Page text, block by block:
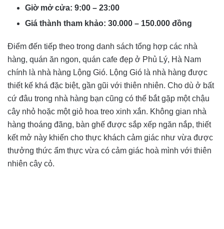
Giờ mở cửa: 9:00 – 23:00
Giá thành tham khảo: 30.000 – 150.000 đồng
Điểm đến tiếp theo trong danh sách tổng hợp các nhà
hàng, quán ăn ngon, quán cafe đẹp ở Phủ Lý, Hà Nam
chính là nhà hàng Lộng Gió. Lộng Gió là nhà hàng được
thiết kế khá đặc biệt, gần gũi với thiên nhiên. Cho dù ở bất
cứ đâu trong nhà hàng bạn cũng có thể bắt gặp một chậu
cây nhỏ hoặc một giỏ hoa treo xinh xắn. Không gian nhà
hàng thoáng đãng, bàn ghế được sắp xếp ngăn nắp, thiết
kết mở này khiến cho thực khách cảm giác như vừa được
thưởng thức ẩm thực vừa có cảm giác hoà mình với thiên
nhiên cây cỏ.